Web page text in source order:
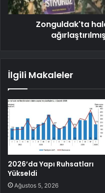
Zonguldak'ta
İlgili Makaleler
2026’da Yapı Ruhsatları
Yükseldi
Ağustos 5, 2026